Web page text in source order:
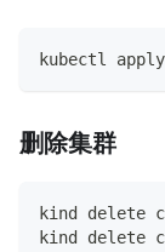
kubectl
删除集群
kind delete
kind delete